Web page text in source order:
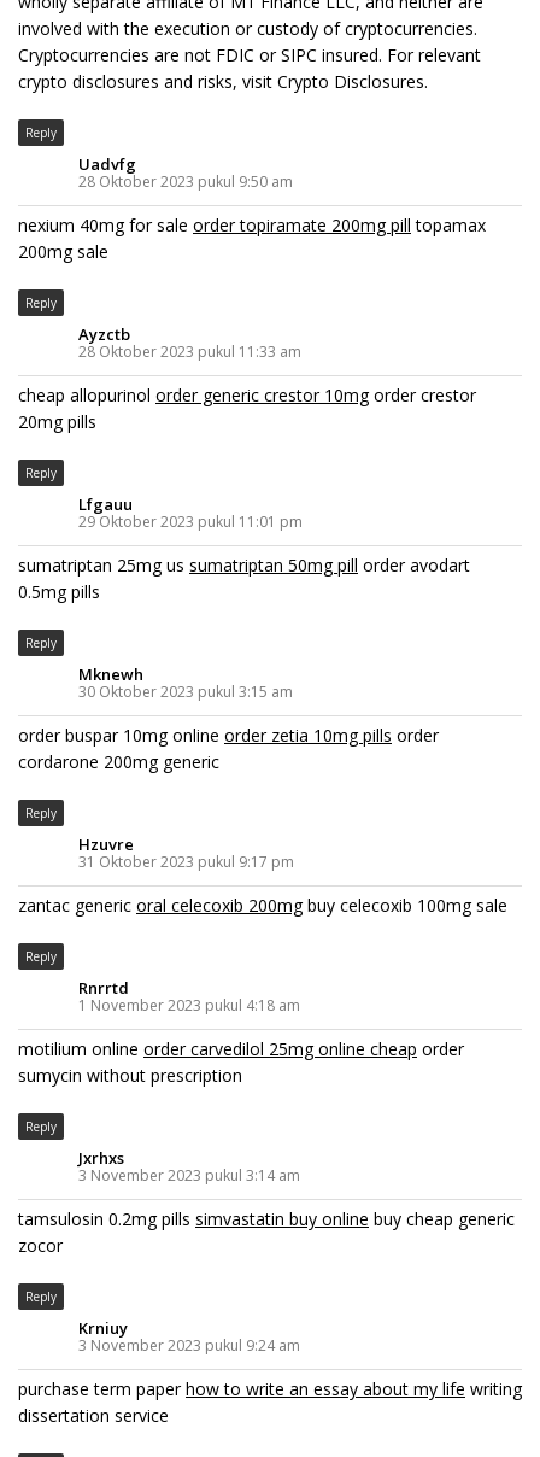
involved with the execution or custody of cryptocurrencies.
Cryptocurrencies are not FDIC or SIPC insured. For relevant
crypto disclosures and risks, visit Crypto Disclosures.
Reply
Uadvfg
28 Oktober 2023 pukul 9:50 am
nexium 40mg for sale order topiramate 200mg pill topamax
200mg sale
Reply
Ayzctb
28 Oktober 2023 pukul 11:33 am
cheap allopurinol order generic crestor 10mgorder crestor
20mg pills
Reply
Lfgauu
29 Oktober 2023 pukul 11:01 pm
sumatriptan 25mg us sumatriptan 50mg pill order avodart
0.5mg pills
Reply
Mknewh
30 Oktober 2023 pukul 3:15 am
order buspar 10mg online order zetia 10mg pills order
cordarone 200mg generic
Reply
Hzuvre
31 Oktober 2023 pukul 9:17 pm
zantac generic oral celecoxib 200mgbuy celecoxib 100mg sale
Reply
Rnrrtd
1 November 2023 pukul 4:18 am
motilium online order carvedilol 25mg online cheap order
sumycin without prescription
Reply
Jxrhxs
3 November 2023 pukul 3:14 am
tamsulosin 0.2mg pills simvastatin buy online buy cheap generic
zocor
Reply
Krniuy
3 November 2023 pukul 9:24 am
purchase term paperhow to write an essay about my life writing
dissertation service